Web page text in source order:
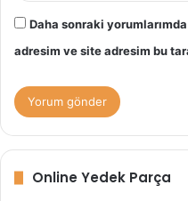
Daha sonraki
adresim ve site adresim bu
Online Yedek Parça